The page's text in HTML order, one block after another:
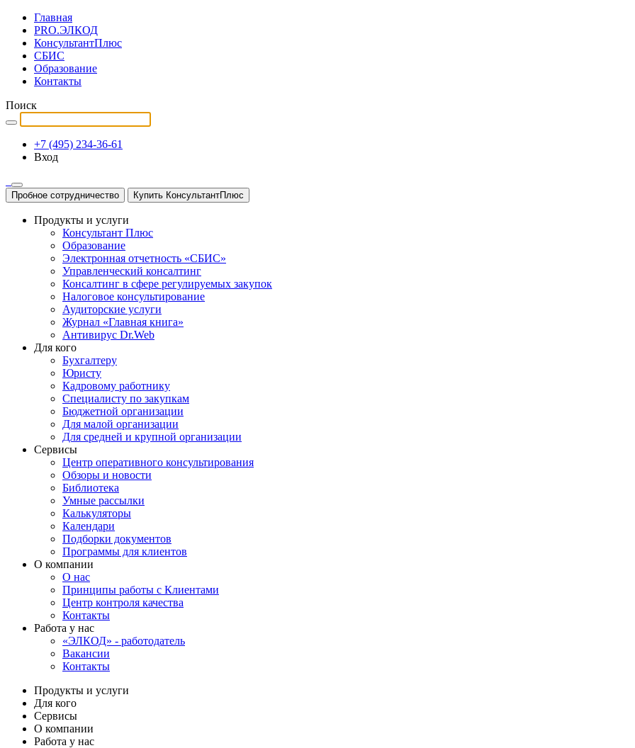
Главная
PRO.ЭЛКОД
КонсультантПлюс
СБИС
Образование
Контакты
Поиск
+7 (495) 234-36-61
Вход
Пробное сотрудничество Купить КонсультантПлюс
Продукты и услуги
Консультант Плюс
Образование
Электронная отчетность «СБИС»
Управленческий консалтинг
Консалтинг в сфере регулируемых закупок
Налоговое консультирование
Аудиторские услуги
Журнал «Главная книга»
Антивирус Dr.Web
Для кого
Бухгалтеру
Юристу
Кадровому работнику
Специалисту по закупкам
Бюджетной организации
Для малой организации
Для средней и крупной организации
Сервисы
Центр оперативного консультирования
Обзоры и новости
Библиотека
Умные рассылки
Калькуляторы
Календари
Подборки документов
Программы для клиентов
О компании
О нас
Принципы работы с Клиентами
Центр контроля качества
Контакты
Работа у нас
«ЭЛКОД» - работодатель
Вакансии
Контакты
Продукты и услуги
Для кого
Сервисы
О компании
Работа у нас